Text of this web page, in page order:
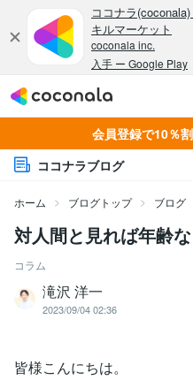
会員登録で10％
ココナラブログ
ホーム ブログトップ ブログ
対人間と見れば年齢
コラム
滝沢 洋一
2023/09/04 02:36
皆様こんにちは。